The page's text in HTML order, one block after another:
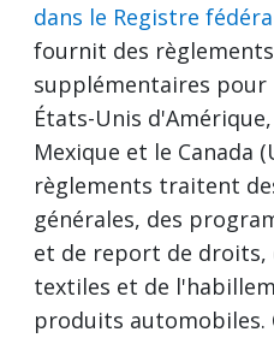
dans le Registre
fournit des
supplémentaires pour
États-Unis
Mexique et le Canada
règlements traitent
générales, des
et de report de droits,
textiles et de
produits automobiles.